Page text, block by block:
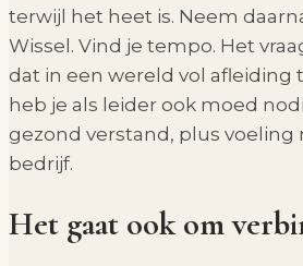
terwijl het heet is. Neem
Wissel. Vind je tempo. Het
dat in een wereld vol afleiding
heb je als leider ook moed
gezond verstand, plus voeling
bedrijf.
Het gaat ook om